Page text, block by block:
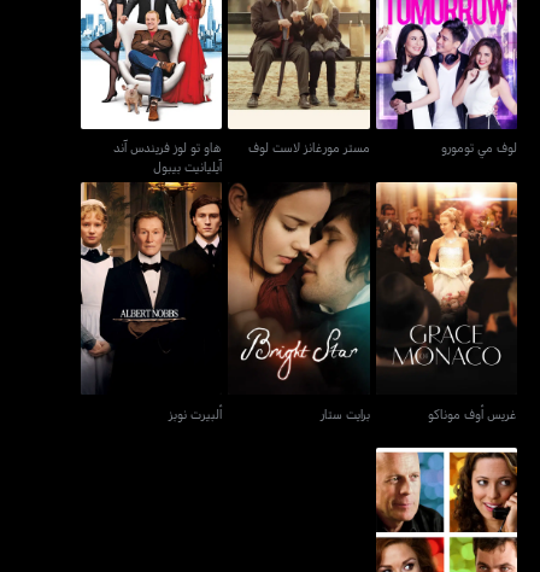
لوف مي تومورو
لوف مي تومورو
مستر مورغانز لاست لوف
مستر مورغانز لاست لوف
هاو تو لوز فريندس آند
آيليانيت بيبول
هاو تو لوز فريندس آند
آيليانيت بيبول
غريس أوف موناكو
غريس أوف موناكو
برايت ستار
برايت ستار
ألبيرت نوبز
ألبيرت نوبز
لاي ذا فيفوريت